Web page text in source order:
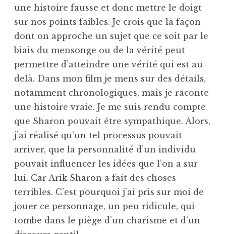
une histoire fausse et donc mettre le doigt
sur nos points faibles. Je crois que la façon
dont on approche un sujet que ce soit par le
biais du mensonge ou de la vérité peut
permettre d’atteindre une vérité qui est au-
delà. Dans mon film je mens sur des détails,
notamment chronologiques, mais je raconte
une histoire vraie. Je me suis rendu compte
que Sharon pouvait être sympathique. Alors,
j’ai réalisé qu’un tel processus pouvait
arriver, que la personnalité d’un individu
pouvait influencer les idées que l’on a sur
lui. Car Arik Sharon a fait des choses
terribles. C’est pourquoi j’ai pris sur moi de
jouer ce personnage, un peu ridicule, qui
tombe dans le piège d’un charisme et d’un